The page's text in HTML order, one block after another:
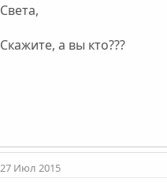
Света,
Скажите, а вы кто???
27 Июл 2015